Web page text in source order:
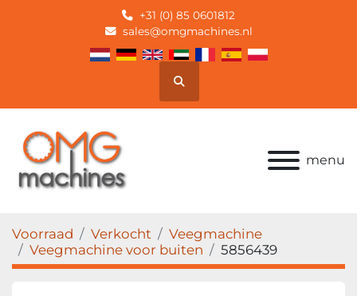
+31 (0) 85 0601812
sales@omgmachines.nl
Zoek
menu
Voorraad Verkocht
Veegmachine
Veegmachine voor buiten
5856439